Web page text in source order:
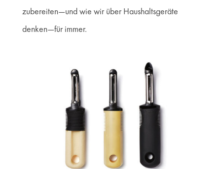
zubereiten—und wie wir über Haushaltsgeräte
denken—für immer.